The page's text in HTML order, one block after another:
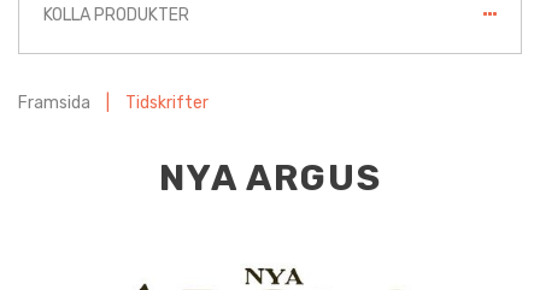
KOLLA PRODUKTER
Framsida Tidskrifter
NYA ARGUS